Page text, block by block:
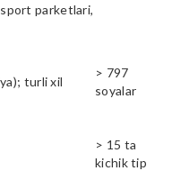
parketlari,
turli xil
> 797
soyalar
> 15 ta
kichik tip